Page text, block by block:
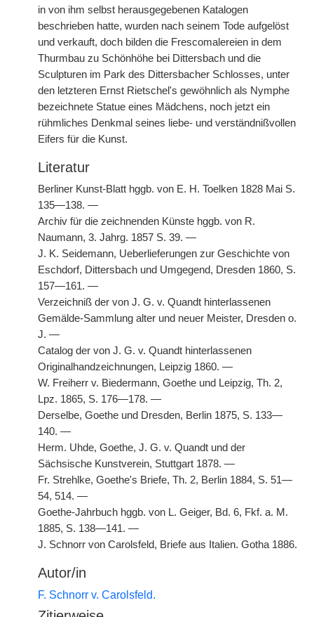
in von ihm selbst herausgegebenen Katalogen
beschrieben hatte, wurden nach seinem Tode aufgelöst
und verkauft, doch bilden die Frescomalereien in dem
Thurmbau zu Schönhöhe bei Dittersbach und die
Sculpturen im Park des Dittersbacher Schlosses, unter
den letzteren Ernst Rietschel's gewöhnlich als Nymphe
bezeichnete Statue eines Mädchens, noch jetzt ein
rühmliches Denkmal seines liebe- und verständnißvollen
Eifers für die Kunst.
Literatur
Berliner Kunst-Blatt hggb. von E. H. Toelken 1828 Mai S.
135—138. —
Archiv für die zeichnenden Künste hggb. von R.
Naumann, 3. Jahrg. 1857 S. 39. —
J. K. Seidemann, Ueberlieferungen zur Geschichte von
Eschdorf, Dittersbach und Umgegend, Dresden 1860, S.
157—161. —
Verzeichniß der von J. G. v. Quandt hinterlassenen
Gemälde-Sammlung alter und neuer Meister, Dresden o.
J. —
Catalog der von J. G. v. Quandt hinterlassenen
Originalhandzeichnungen, Leipzig 1860. —
W. Freiherr v. Biedermann, Goethe und Leipzig, Th. 2,
Lpz. 1865, S. 176—178. —
Derselbe, Goethe und Dresden, Berlin 1875, S. 133—
140. —
Herm. Uhde, Goethe, J. G. v. Quandt und der
Sächsische Kunstverein, Stuttgart 1878. —
Fr. Strehlke, Goethe's Briefe, Th. 2, Berlin 1884, S. 51—
54, 514. —
Goethe-Jahrbuch hggb. von L. Geiger, Bd. 6, Fkf. a. M.
1885, S. 138—141. —
J. Schnorr von Carolsfeld, Briefe aus Italien. Gotha 1886.
Autor/in
F. Schnorr v. Carolsfeld.